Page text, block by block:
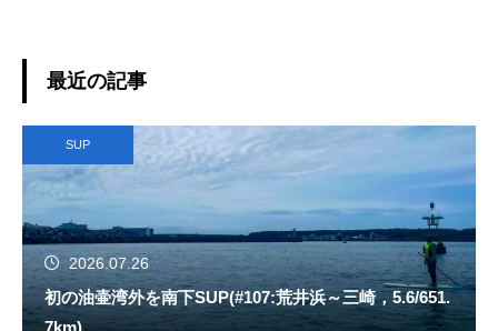
最近の記事
SUP
2026.07.26
初の油壷湾外を南下SUP(#107:荒井浜～三崎，5.6/651.
7km)